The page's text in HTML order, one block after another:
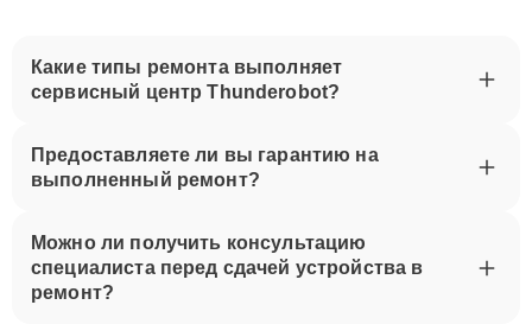
Какие типы ремонта выполняет
сервисный центр Thunderobot?
Предоставляете ли вы гарантию на
выполненный ремонт?
Можно ли получить консультацию
специалиста перед сдачей устройства в
ремонт?